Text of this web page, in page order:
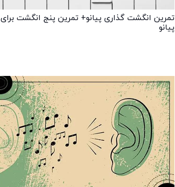
تمرین انگشت گذاری پیانو+ تمرین پنج انگشت برای
پیانو